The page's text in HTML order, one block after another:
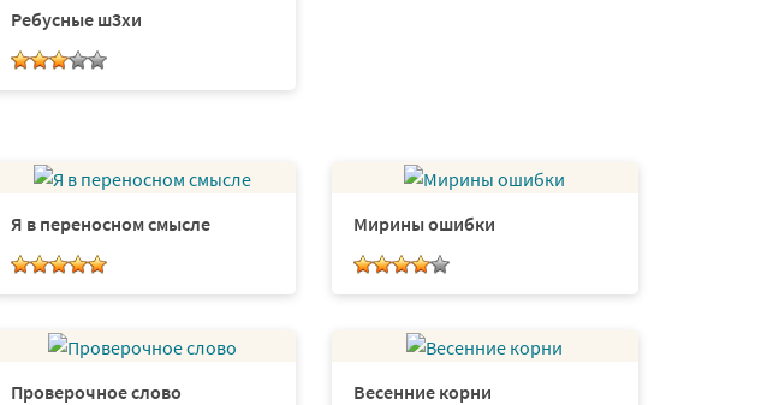
Ребусные ш3хи
Я в переносном смысле Мирины ошибки
Проверочное слово Весенние корни